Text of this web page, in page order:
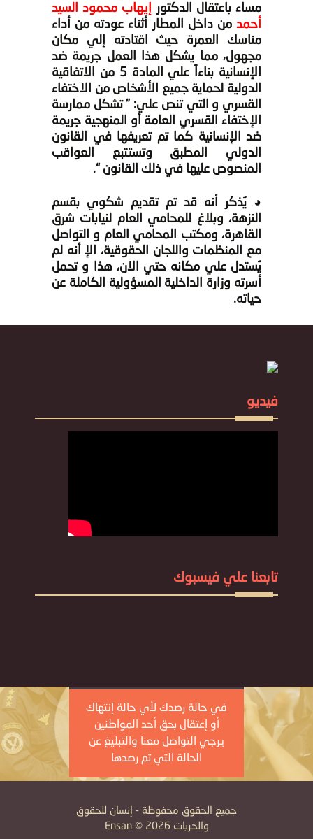
مساء باعتقال الدكتور إيهاب محمود السيد
أحمد من داخل المطار أثناء عودته من أداء
مناسك العمرة حيث اقتادته إلي مكان
مجهول، مما يشكل هذا العمل جريمة ضد
الإنسانية بناءاً علي المادة 5 من الاتفاقية
الدولية لحماية جميع الأشخاص من الاختفاء
القسري و التي تنص علي: ” تشكل ممارسة
الإختفاء القسري العامة أو المنهجية جريمة
ضد الإنسانية كما تم تعريفها في القانون
الدولي المطبق وتستتبع العواقب
المنصوص عليها في ذلك القانون “.
◕ يُذكر أنه قد تم تقديم شكوي بقسم
النزهة، وبلاغ للمحامي العام لنيابات شرق
القاهرة، ومكتب المحامي العام و التواصل
مع المنظمات واللجان الحقوقية، الإ أنه لم
يُستدل علي مكانه حتي الان، هذا و تحمل
أسرته وزارة الداخلية المسؤولية الكاملة عن
حياته.
فيديو
تابعنا علي فيسبوك
في حالة رصدك لأي حالة إنتهاك
أو إعتقال بحق أحد المواطنين
يرجي التواصل معنا والتبليغ عن
الحالة التي تم رصدها
جميع الحقوق محفوظة - إنسان للحقوق
والحريات Ensan © 2026